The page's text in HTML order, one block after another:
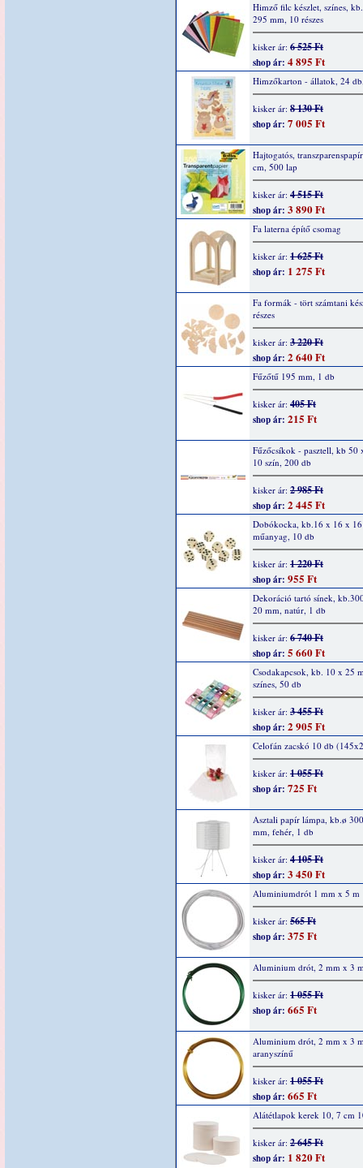
Himző filc készlet, színes,
295 mm, 10 részes
kisker ár: 6 525 Ft
shop ár: 4 895 Ft
Himzőkarton - állatok, 24
kisker ár: 8 130 Ft
shop ár: 7 005 Ft
Hajtogatós,
cm, 500 lap
kisker ár: 4 515 Ft
shop ár: 3 890 Ft
Fa laterna építő csomag
kisker ár: 1 625 Ft
shop ár: 1 275 Ft
Fa formák - tört számtani
részes
kisker ár: 3 220 Ft
shop ár: 2 640 Ft
Fűzőtű 195 mm, 1 db
kisker ár: 405 Ft
shop ár: 215 Ft
Fűzőcsíkok - pasztell, kb 50
10 szín, 200 db
kisker ár: 2 985 Ft
shop ár: 2 445 Ft
Dobókocka, kb.16 x 16 x
műanyag, 10 db
kisker ár: 1 220 Ft
shop ár: 955 Ft
Dekoráció tartó sínek,
20 mm, natúr, 1 db
kisker ár: 6 740 Ft
shop ár: 5 660 Ft
Csodakapcsok, kb. 10 x 25
színes, 50 db
kisker ár: 3 455 Ft
shop ár: 2 905 Ft
Celofán zacskó 10 db
kisker ár: 1 055 Ft
shop ár: 725 Ft
Asztali papír lámpa, kb.ø
mm, fehér, 1 db
kisker ár: 4 105 Ft
shop ár: 3 450 Ft
Aluminiumdrót 1 mm x 5 m
kisker ár: 565 Ft
shop ár: 375 Ft
Aluminium drót, 2 mm x 3
kisker ár: 1 055 Ft
shop ár: 665 Ft
Aluminium drót, 2 mm x 3
aranyszínű
kisker ár: 1 055 Ft
shop ár: 665 Ft
Alátétlapok kerek 10, 7 cm
kisker ár: 2 645 Ft
shop ár: 1 820 Ft